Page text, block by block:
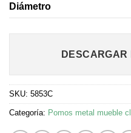
Diámetro
SKU: 5853C
Categoría: Pomos metal mueble